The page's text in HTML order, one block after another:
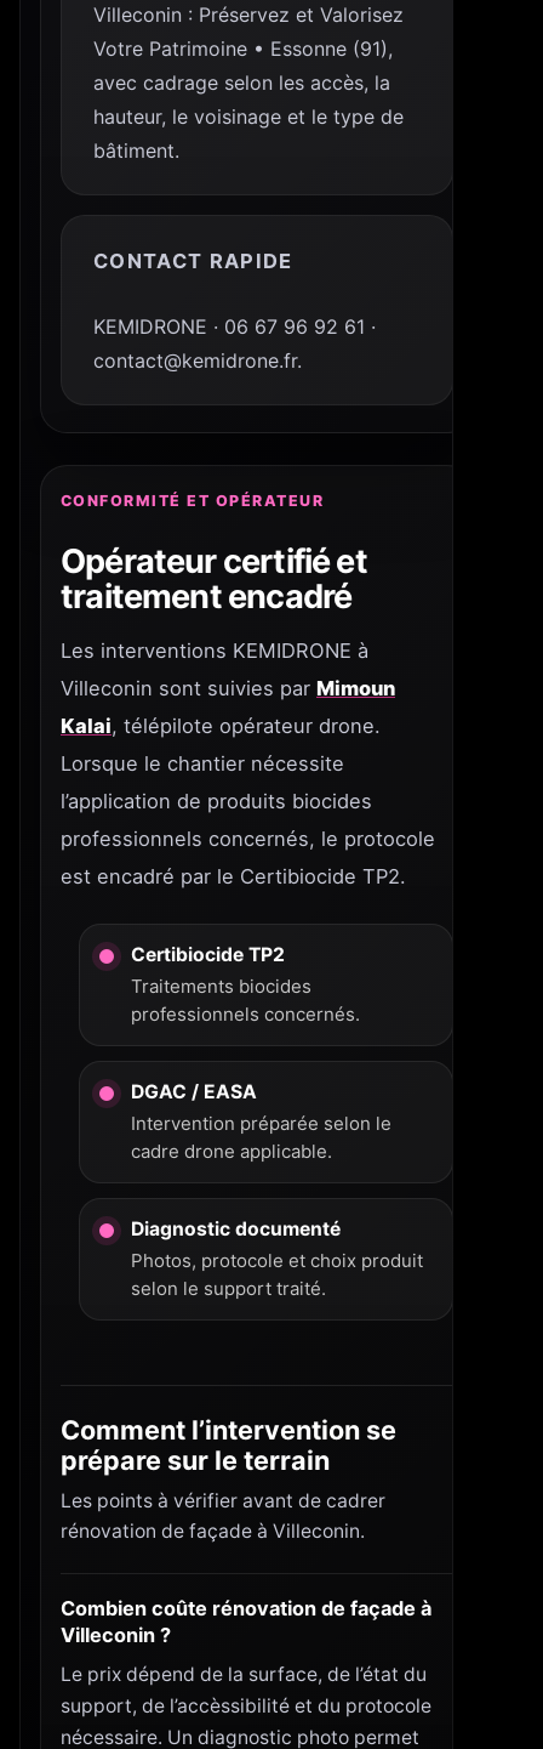
Villeconin : Préservez et Valorisez
Votre Patrimoine • Essonne (91),
avec cadrage selon les accès, la
hauteur, le voisinage et le type de
bâtiment.
CONTACT RAPIDE
KEMIDRONE · 06 67 96 92 61 ·
contact@kemidrone.fr.
CONFORMITÉ ET OPÉRATEUR
Opérateur certifié et
traitement encadré
Les interventions KEMIDRONE à
Villeconin sont suivies par Mimoun
Kalai, télépilote opérateur drone.
Lorsque le chantier nécessite
l’application de produits biocides
professionnels concernés, le protocole
est encadré par le Certibiocide TP2.
Certibiocide TP2
Traitements biocides
professionnels concernés.
DGAC / EASA
Intervention préparée selon le
cadre drone applicable.
Diagnostic documenté
Photos, protocole et choix produit
selon le support traité.
Comment l’intervention se
prépare sur le terrain
Les points à vérifier avant de cadrer
rénovation de façade à Villeconin.
Combien coûte rénovation de façade à
Villeconin ?
Le prix dépend de la surface, de l’état du
support, de l’accèssibilité et du protocole
nécessaire. Un diagnostic photo permet